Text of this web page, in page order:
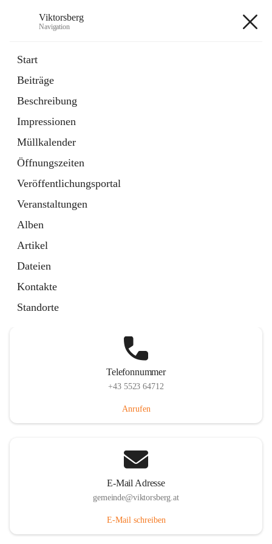
Viktorsberg
Navigation
Start
Beiträge
Beschreibung
Impressionen
Müllkalender
Öffnungszeiten
Veröffentlichungsportal
Veranstaltungen
Alben
Artikel
Dateien
Kontakte
Standorte
1 Schnellzugriff
Bürgerservice
10 Schnellzugriffe
Telefonnummer
+43 5523 64712
Anrufen
E-Mail Adresse
gemeinde@viktorsberg.at
E-Mail schreiben